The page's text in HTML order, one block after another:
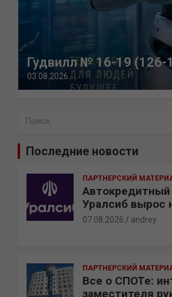
Гудвилл № 16-19
03.08.2026
Последние новости
ПАРТНЕРСКИЙ
Уралсиб вырос
07.08.2026 andrey
ПАРТНЕРСКИЙ
Все о СПОТе:
заместителя